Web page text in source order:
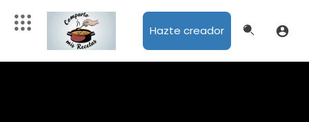
Hazte creador